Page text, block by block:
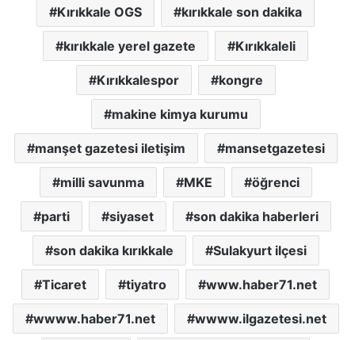
Kırıkkale OGS kırıkkale son dakika
kırıkkale yerel gazete Kırıkkaleli
Kırıkkalespor kongre
makine kimya kurumu
manşet gazetesi iletişim mansetgazetesi
milli savunma MKE öğrenci
parti siyaset son dakika haberleri
son dakika kırıkkale Sulakyurt ilçesi
Ticaret tiyatro www.haber71.net
wwww.haber71.net wwww.ilgazetesi.net